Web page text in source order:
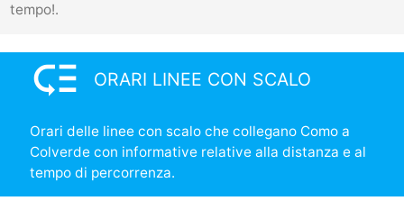
tempo!.
low_priority ORARI LINEE CON SCALO
Orari delle linee con scalo che collegano Como a
Colverde con informative relative alla distanza e al
tempo di percorrenza.